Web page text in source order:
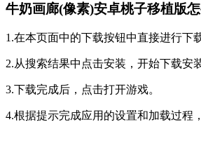
牛奶画廊(像素)安卓桃子移植版
1.在本页面中的下载按钮中直接进行下
2.从搜索结果中点击安装，开始下载安
3.下载完成后，点击打开游戏。
4.根据提示完成应用的设置和加载过程